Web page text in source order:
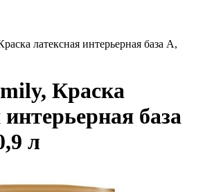
латексная интерьерная база А,
Краска
база
л